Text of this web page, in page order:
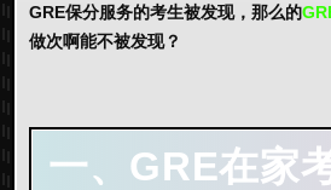
GRE保分服务的考生被发现，那么的
做次啊能不被发现？
一、GRE在家